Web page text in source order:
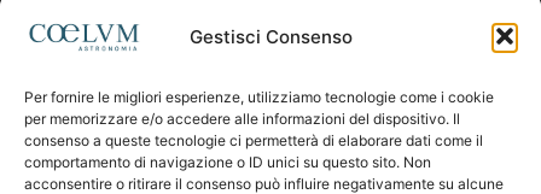
Gestisci Consenso
Per fornire le migliori esperienze, utilizziamo tecnologie come i cookie
per memorizzare e/o accedere alle informazioni del dispositivo. Il
consenso a queste tecnologie ci permetterà di elaborare dati come il
comportamento di navigazione o ID unici su questo sito. Non
acconsentire o ritirare il consenso può influire negativamente su alcune
Contattaci:coelumastro@coelum.com
SEGUICI